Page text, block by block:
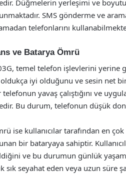
Düğmelerin yerleşimi ve
SMS gönderme ve
telefonlarını
ve Batarya Ömrü
temel telefon işlevlerini yerine
iyi olduğunu ve sesin net
telefonun yavaş çalıştığını ve
Bu durum, telefonun düşük
ise kullanıcılar tarafından en
bir bataryaya sahiptir.
ve bu durumun günlük
sık seyahat eden veya uzun süre